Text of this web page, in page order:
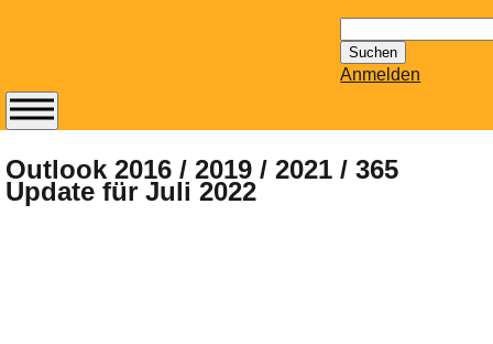
nach:
Anmelden
Outlook 2016 / 2019 / 2021 / 365
Update für Juli 2022
Abonnieren Sie den
14-tägig
erscheinenden
Newsletter von